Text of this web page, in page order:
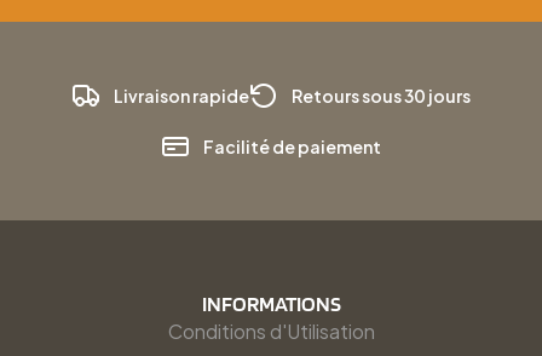
Livraison rapide Retours sous 30 jours
Facilité de paiement
INFORMATIONS
Conditions d'Utilisation